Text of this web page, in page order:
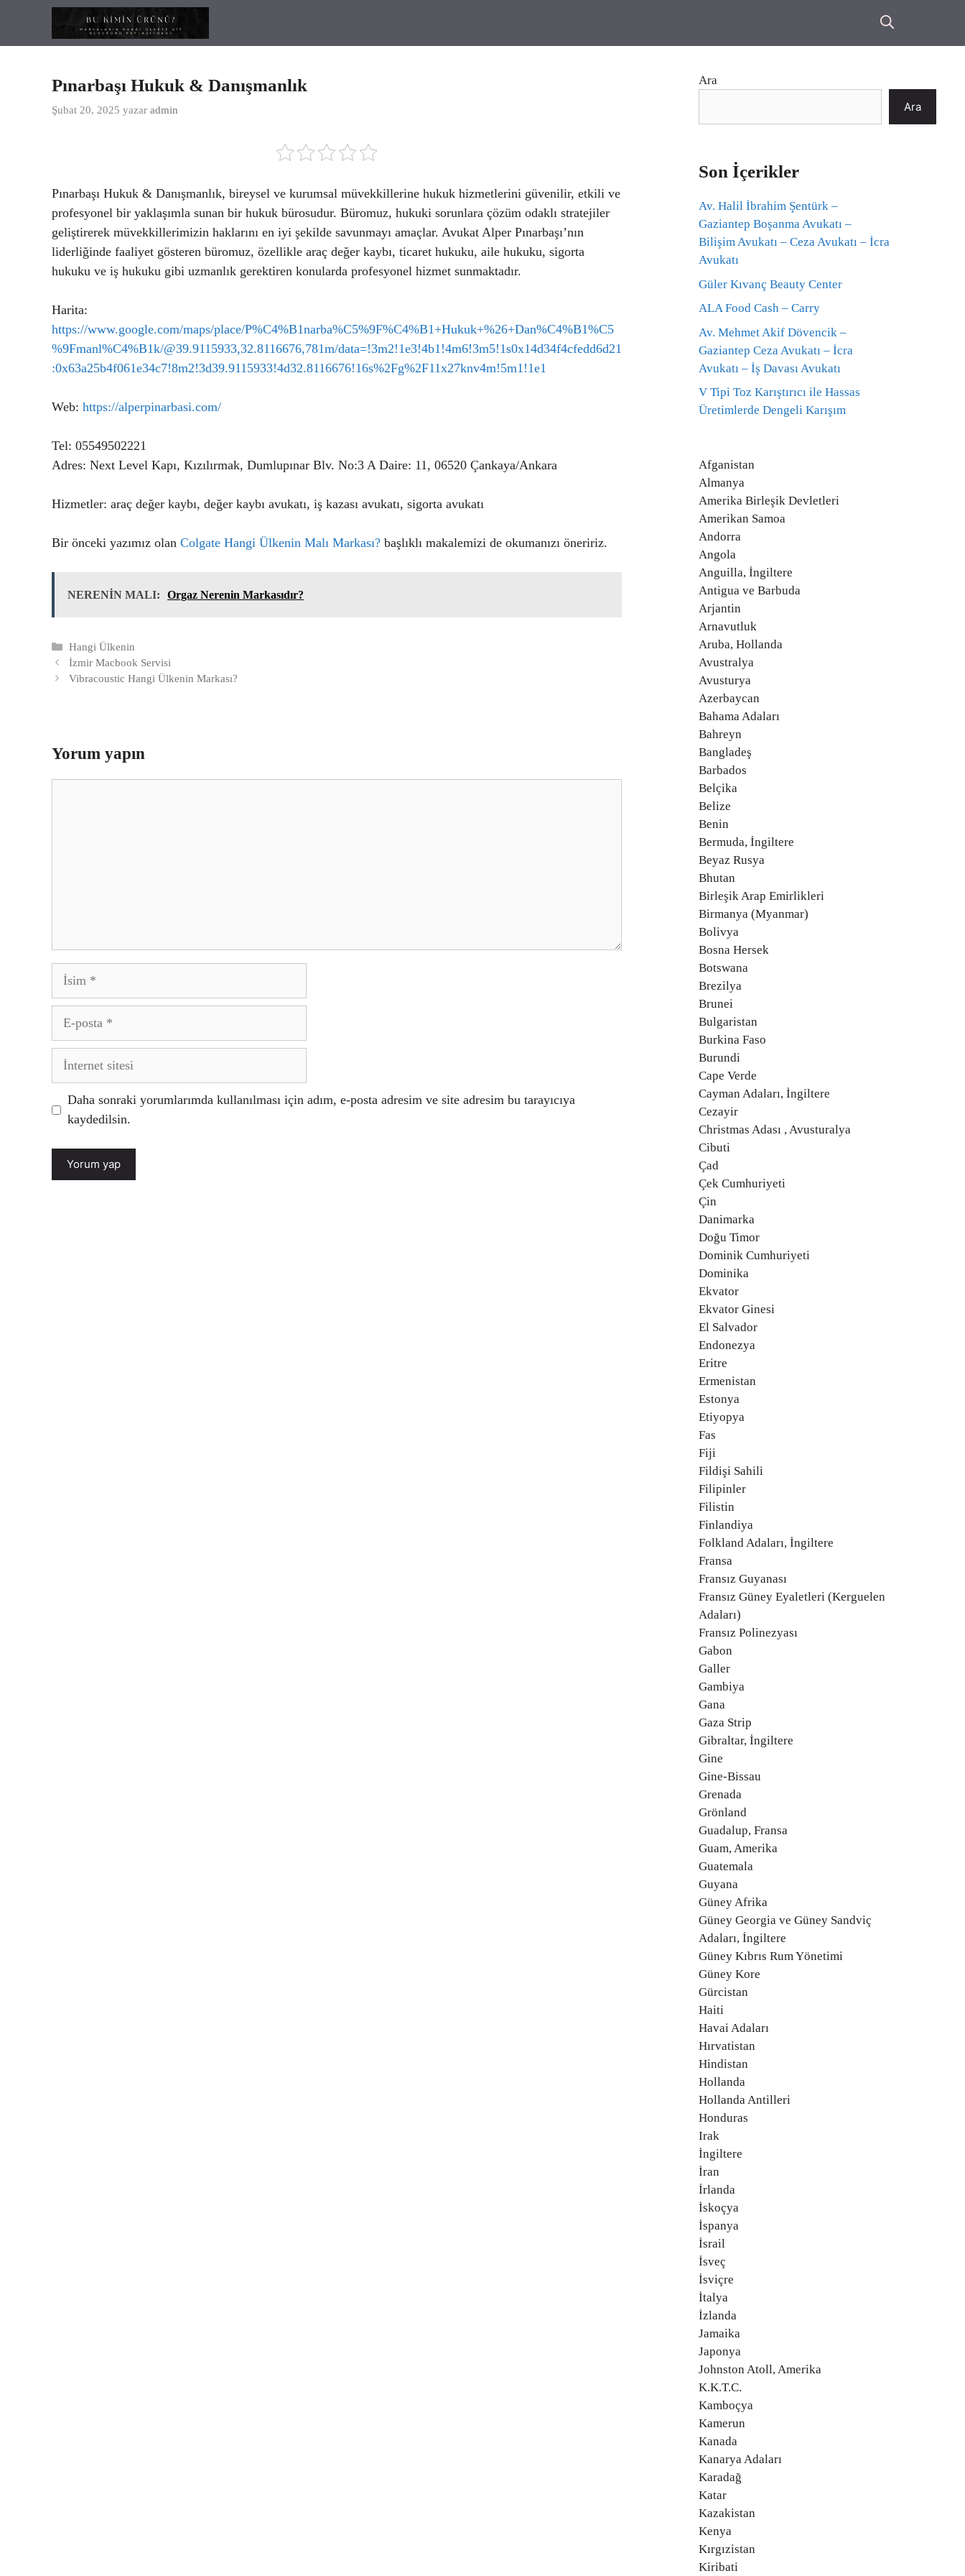
Pınarbaşı Hukuk & Danışmanlık
Şubat 20, 2025 yazar admin
Pınarbaşı Hukuk & Danışmanlık, bireysel ve kurumsal müvekkillerine hukuk hizmetlerini güvenilir, etkili ve
profesyonel bir yaklaşımla sunan bir hukuk bürosudur. Büromuz, hukuki sorunlara çözüm odaklı stratejiler
geliştirerek müvekkillerimizin haklarını en iyi şekilde savunmayı amaçlar. Avukat Alper Pınarbaşı’nın
liderliğinde faaliyet gösteren büromuz, özellikle araç değer kaybı, ticaret hukuku, aile hukuku, sigorta
hukuku ve iş hukuku gibi uzmanlık gerektiren konularda profesyonel hizmet sunmaktadır.
Harita:
https://www.google.com/maps/place/P%C4%B1narba%C5%9F%C4%B1+Hukuk+%26+Dan%C4%B1%C5
%9Fmanl%C4%B1k/@39.9115933,32.8116676,781m/data=!3m2!1e3!4b1!4m6!3m5!1s0x14d34f4cfedd6d21
:0x63a25b4f061e34c7!8m2!3d39.9115933!4d32.8116676!16s%2Fg%2F11x27knv4m!5m1!1e1
Web: https://alperpinarbasi.com/
Tel: 05549502221
Adres: Next Level Kapı, Kızılırmak, Dumlupınar Blv. No:3 A Daire: 11, 06520 Çankaya/Ankara
Hizmetler: araç değer kaybı, değer kaybı avukatı, iş kazası avukatı, sigorta avukatı
Bir önceki yazımız olan Colgate Hangi Ülkenin Malı Markası? başlıklı makalemizi de okumanızı öneririz.
NERENİN MALI: Orgaz Nerenin Markasıdır?
Kategoriler
Hangi Ülkenin
İzmir Macbook Servisi
Vibracoustic Hangi Ülkenin Markası?
Yorum yapın
İsim
posta
İnternet
Daha sonraki yorumlarımda kullanılması için adım, e-posta adresim ve site adresim bu tarayıcıya
kaydedilsin.
Ara
Ara
Son İçerikler
Av. Halil İbrahim Şentürk –
Gaziantep Boşanma Avukatı –
Bilişim Avukatı – Ceza Avukatı – İcra
Avukatı
Güler Kıvanç Beauty Center
ALA Food Cash – Carry
Av. Mehmet Akif Dövencik –
Gaziantep Ceza Avukatı – İcra
Avukatı – İş Davası Avukatı
V Tipi Toz Karıştırıcı ile Hassas
Üretimlerde Dengeli Karışım
Afganistan
Almanya
Amerika Birleşik Devletleri
Amerikan Samoa
Andorra
Angola
Anguilla, İngiltere
Antigua ve Barbuda
Arjantin
Arnavutluk
Aruba, Hollanda
Avustralya
Avusturya
Azerbaycan
Bahama Adaları
Bahreyn
Bangladeş
Barbados
Belçika
Belize
Benin
Bermuda, İngiltere
Beyaz Rusya
Bhutan
Birleşik Arap Emirlikleri
Birmanya (Myanmar)
Bolivya
Bosna Hersek
Botswana
Brezilya
Brunei
Bulgaristan
Burkina Faso
Burundi
Cape Verde
Cayman Adaları, İngiltere
Cezayir
Christmas Adası , Avusturalya
Cibuti
Çad
Çek Cumhuriyeti
Çin
Danimarka
Doğu Timor
Dominik Cumhuriyeti
Dominika
Ekvator
Ekvator Ginesi
El Salvador
Endonezya
Eritre
Ermenistan
Estonya
Etiyopya
Fas
Fiji
Fildişi Sahili
Filipinler
Filistin
Finlandiya
Folkland Adaları, İngiltere
Fransa
Fransız Guyanası
Fransız Güney Eyaletleri (Kerguelen
Adaları)
Fransız Polinezyası
Gabon
Galler
Gambiya
Gana
Gaza Strip
Gibraltar, İngiltere
Gine
Gine-Bissau
Grenada
Grönland
Guadalup, Fransa
Guam, Amerika
Guatemala
Guyana
Güney Afrika
Güney Georgia ve Güney Sandviç
Adaları, İngiltere
Güney Kıbrıs Rum Yönetimi
Güney Kore
Gürcistan
Haiti
Havai Adaları
Hırvatistan
Hindistan
Hollanda
Hollanda Antilleri
Honduras
Irak
İngiltere
İran
İrlanda
İskoçya
İspanya
İsrail
İsveç
İsviçre
İtalya
İzlanda
Jamaika
Japonya
Johnston Atoll, Amerika
K.K.T.C.
Kamboçya
Kamerun
Kanada
Kanarya Adaları
Karadağ
Katar
Kazakistan
Kenya
Kırgızistan
Kiribati